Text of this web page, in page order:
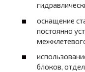
оснащение
постоянно
блоков,